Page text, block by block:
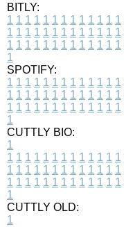
BITLY:
1 1 1 1 1 1 1 1 1 1 1 1 1
1 1 1 1 1 1 1 1 1 1 1 1 1
1 1 1 1 1 1 1 1 1 1 1 1 1
1
SPOTIFY:
1 1 1 1 1 1 1 1 1 1 1 1 1
1 1 1 1 1 1 1 1 1 1 1 1 1
1 1 1 1 1 1 1 1 1 1 1 1 1
1
CUTTLY BIO:
1
1 1 1 1 1 1 1 1 1 1 1 1 1
1 1 1 1 1 1 1 1 1 1 1 1 1
1 1 1 1 1 1 1 1 1 1 1 1 1
1
CUTTLY OLD:
1